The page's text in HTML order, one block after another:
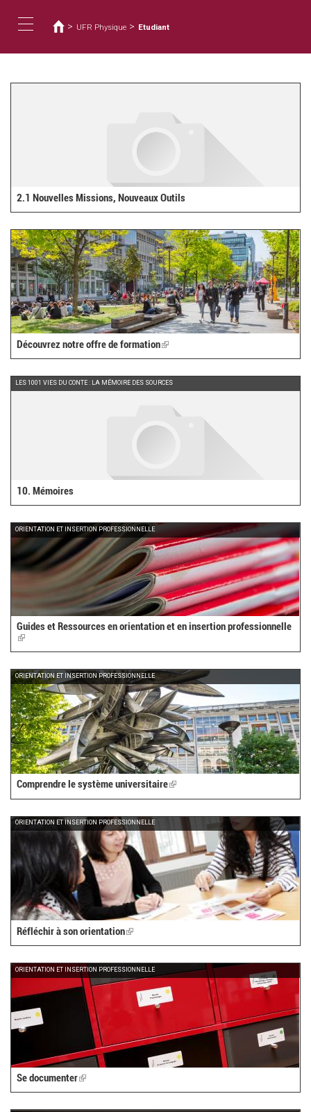
contenu
êtes
ici
> UFR Physique > Etudiant
2.1 Nouvelles Missions, Nouveaux Outils
Découvrez notre offre de formation(link
LES 1001 VIES DU CONTE : LA MÉMOIRE DES SOURCES
10. Mémoires
ORIENTATION ET INSERTION PROFESSIONNELLE
Guides et Ressources en orientation et en insertion professionnelle
(link
is
ORIENTATION ET INSERTION PROFESSIONNELLE
Comprendre le système universitaire(link
ORIENTATION ET INSERTION PROFESSIONNELLE
Réfléchir à son orientation(link
is
ORIENTATION ET INSERTION PROFESSIONNELLE
Se documenter(link
is